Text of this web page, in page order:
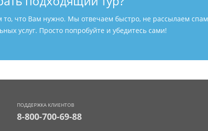
то, что Вам нужно. Мы отвечаем быстро, не рассылаем спам
услуг. Просто попробуйте и убедитесь сами!
ПОДДЕРЖКА КЛИЕНТОВ
8-800-700-69-88